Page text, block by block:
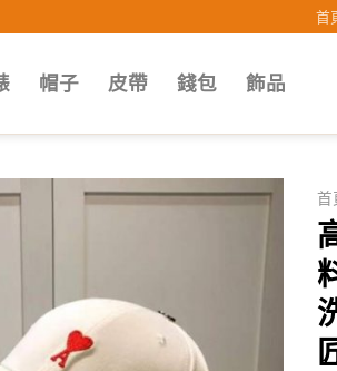
首
帽子 皮帶 錢包 飾品
首